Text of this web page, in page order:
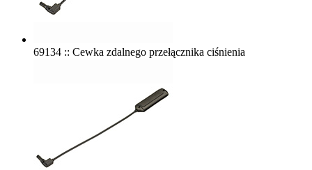
69134 :: Cewka zdalnego przełącznika ciśnienia